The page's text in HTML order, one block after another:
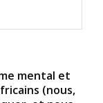
mental et
(nous,